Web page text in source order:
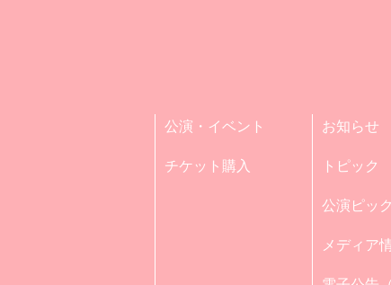
公演・イベント
チケット購入
お知らせ
トピック
公演ピッ
メディア